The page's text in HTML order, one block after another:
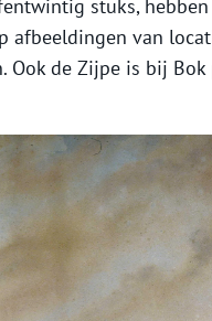
stuks,
afbeeldingen van
Ook de Zijpe is bij